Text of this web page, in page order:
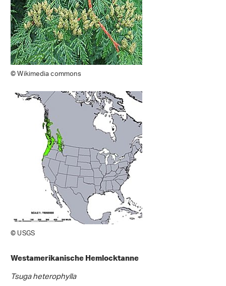
© Wikimedia commons
© USGS
Westamerikanische Hemlocktanne
Tsuga heterophylla